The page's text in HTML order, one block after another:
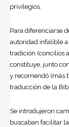
privilegios.
Para diferenciarse
autoridad infalible
tradición (concilios
constituye, junto
y recomendó (más
traducción de la
Se introdujeron
buscaban facilitar